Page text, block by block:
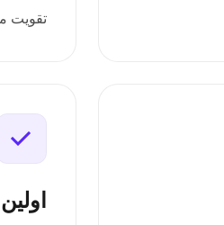
تقویت